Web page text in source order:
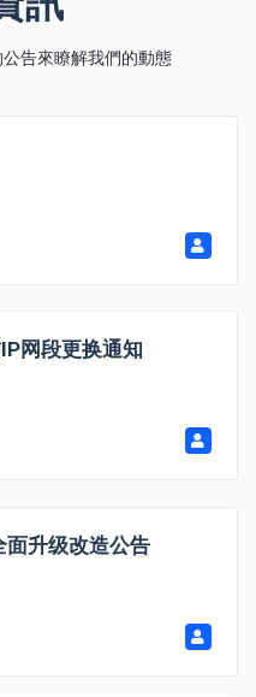
告來瞭解我們的動態
网段更换通知
面升级改造公告